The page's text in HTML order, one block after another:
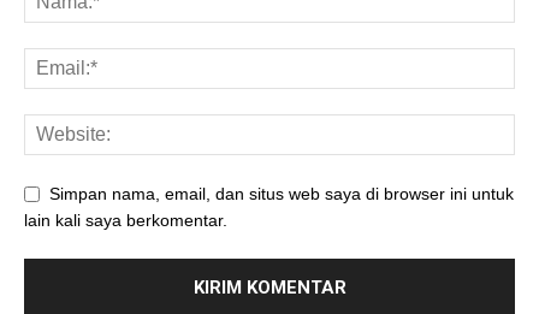
Simpan nama, email, dan situs web saya di browser ini untuk
lain kali saya berkomentar.